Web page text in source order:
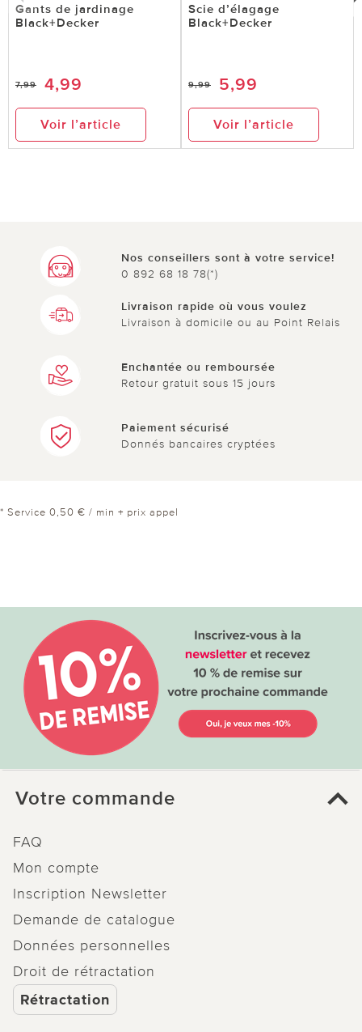
Gants de jardinage
Black+Decker
7,99 4,99
Voir l’article
Scie d’élagage
Black+Decker
9,99 5,99
Voir l’article
Nos conseillers sont à votre service!
0 892 68 18 78(*)
Livraison rapide où vous voulez
Livraison à domicile ou au Point Relais
Enchantée ou remboursée
Retour gratuit sous 15 jours
Paiement sécurisé
Donnés bancaires cryptées
* Service 0,50 € / min + prix appel
Votre commande
FAQ
Mon compte
Inscription Newsletter
Demande de catalogue
Données personnelles
Droit de rétractation
Rétractation